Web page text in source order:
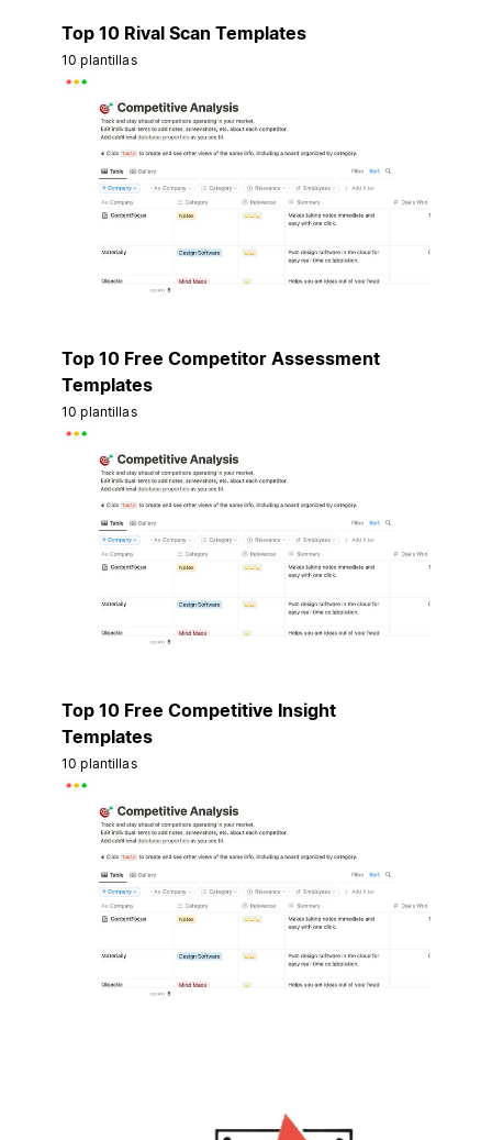
Top 10 Rival Scan Templates
10 plantillas
Top 10 Free Competitor Assessment
Templates
10 plantillas
Top 10 Free Competitive Insight
Templates
10 plantillas